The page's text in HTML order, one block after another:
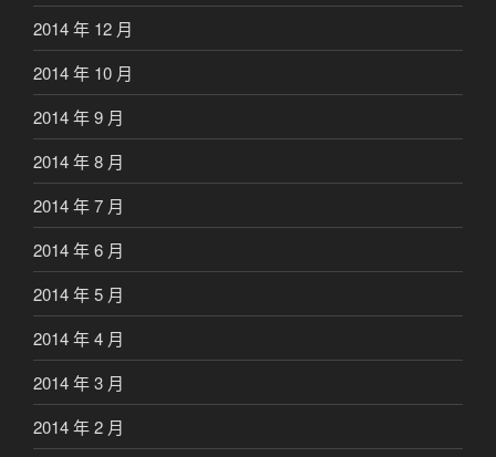
2014 年 12 月
2014 年 10 月
2014 年 9 月
2014 年 8 月
2014 年 7 月
2014 年 6 月
2014 年 5 月
2014 年 4 月
2014 年 3 月
2014 年 2 月